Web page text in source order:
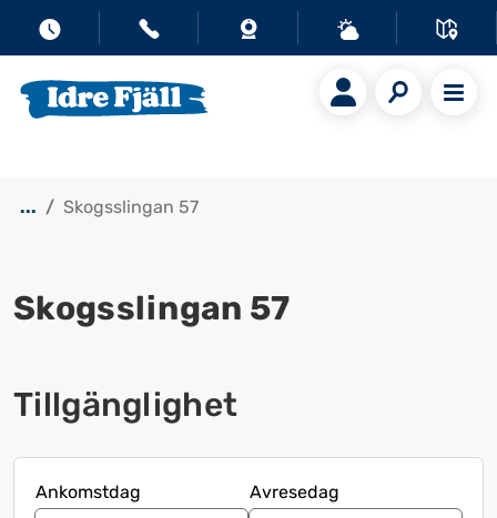
... Skogsslingan 57
Skogsslingan 57
Tillgänglighet
Ankomstdag
Avresedag